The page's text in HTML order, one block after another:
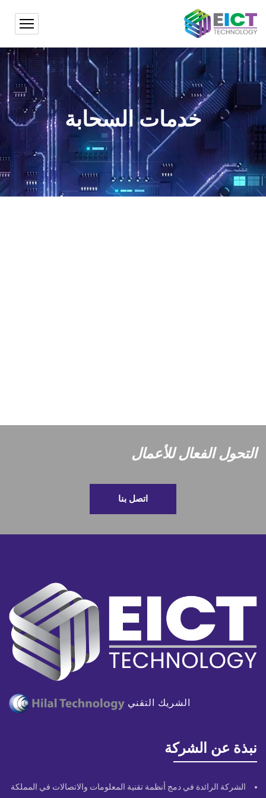
خدمات السحابة
التحول الفعال للأعمال
اتصل بنا
الشريك التقني
نبذة عن الشركة
الشركة الرائدة في دمج أنظمة تقنية المعلومات والاتصالات في المملكة